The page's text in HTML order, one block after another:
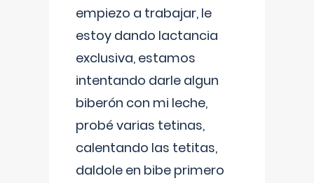
empiezo a trabajar, le
estoy dando lactancia
exclusiva, estamos
intentando darle algun
biberón con mi leche,
probé varias tetinas,
calentando las tetitas,
daldole en bibe primero